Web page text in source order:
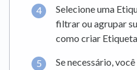
Selecione uma
filtrar ou agrupar
como criar
Se necessário,